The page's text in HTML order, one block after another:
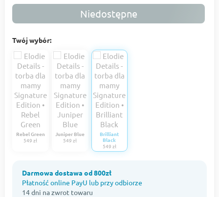
Niedostępne
Twój wybór:
Rebel Green
549 zł
Juniper Blue
549 zł
Brilliant
Black
549 zł
Darmowa dostawa od 800zł
Płatność online PayU lub przy odbiorze
14 dni na zwrot towaru